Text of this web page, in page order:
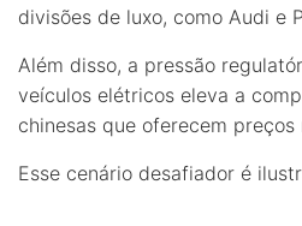
divisões de luxo, como Audi e
Além disso, a pressão
veículos elétricos eleva a
chinesas que oferecem
Esse cenário desafiador é